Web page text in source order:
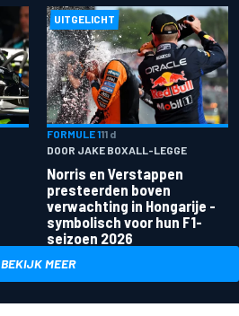
UITGELICHT
FORMULE 111 d
DOOR JAKE BOXALL-LEGGE
Norris en Verstappen
presteerden boven
verwachting in Hongarije -
symbolisch voor hun F1-
seizoen 2026
BEKIJK MEER